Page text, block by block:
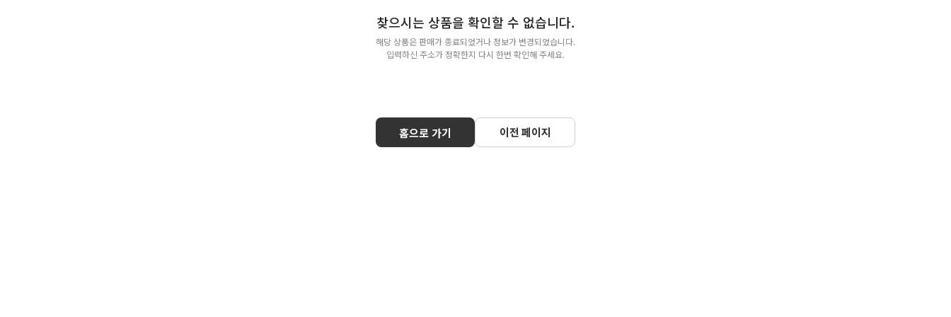
찾으시는 상품을 확인할 수 없습니다.
해당 상품은 판매가 종료되었거나 정보가 변경되었습니다.
입력하신 주소가 정확한지 다시 한번 확인해 주세요.
홈으로 가기 이전 페이지